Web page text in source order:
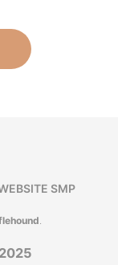
SMP